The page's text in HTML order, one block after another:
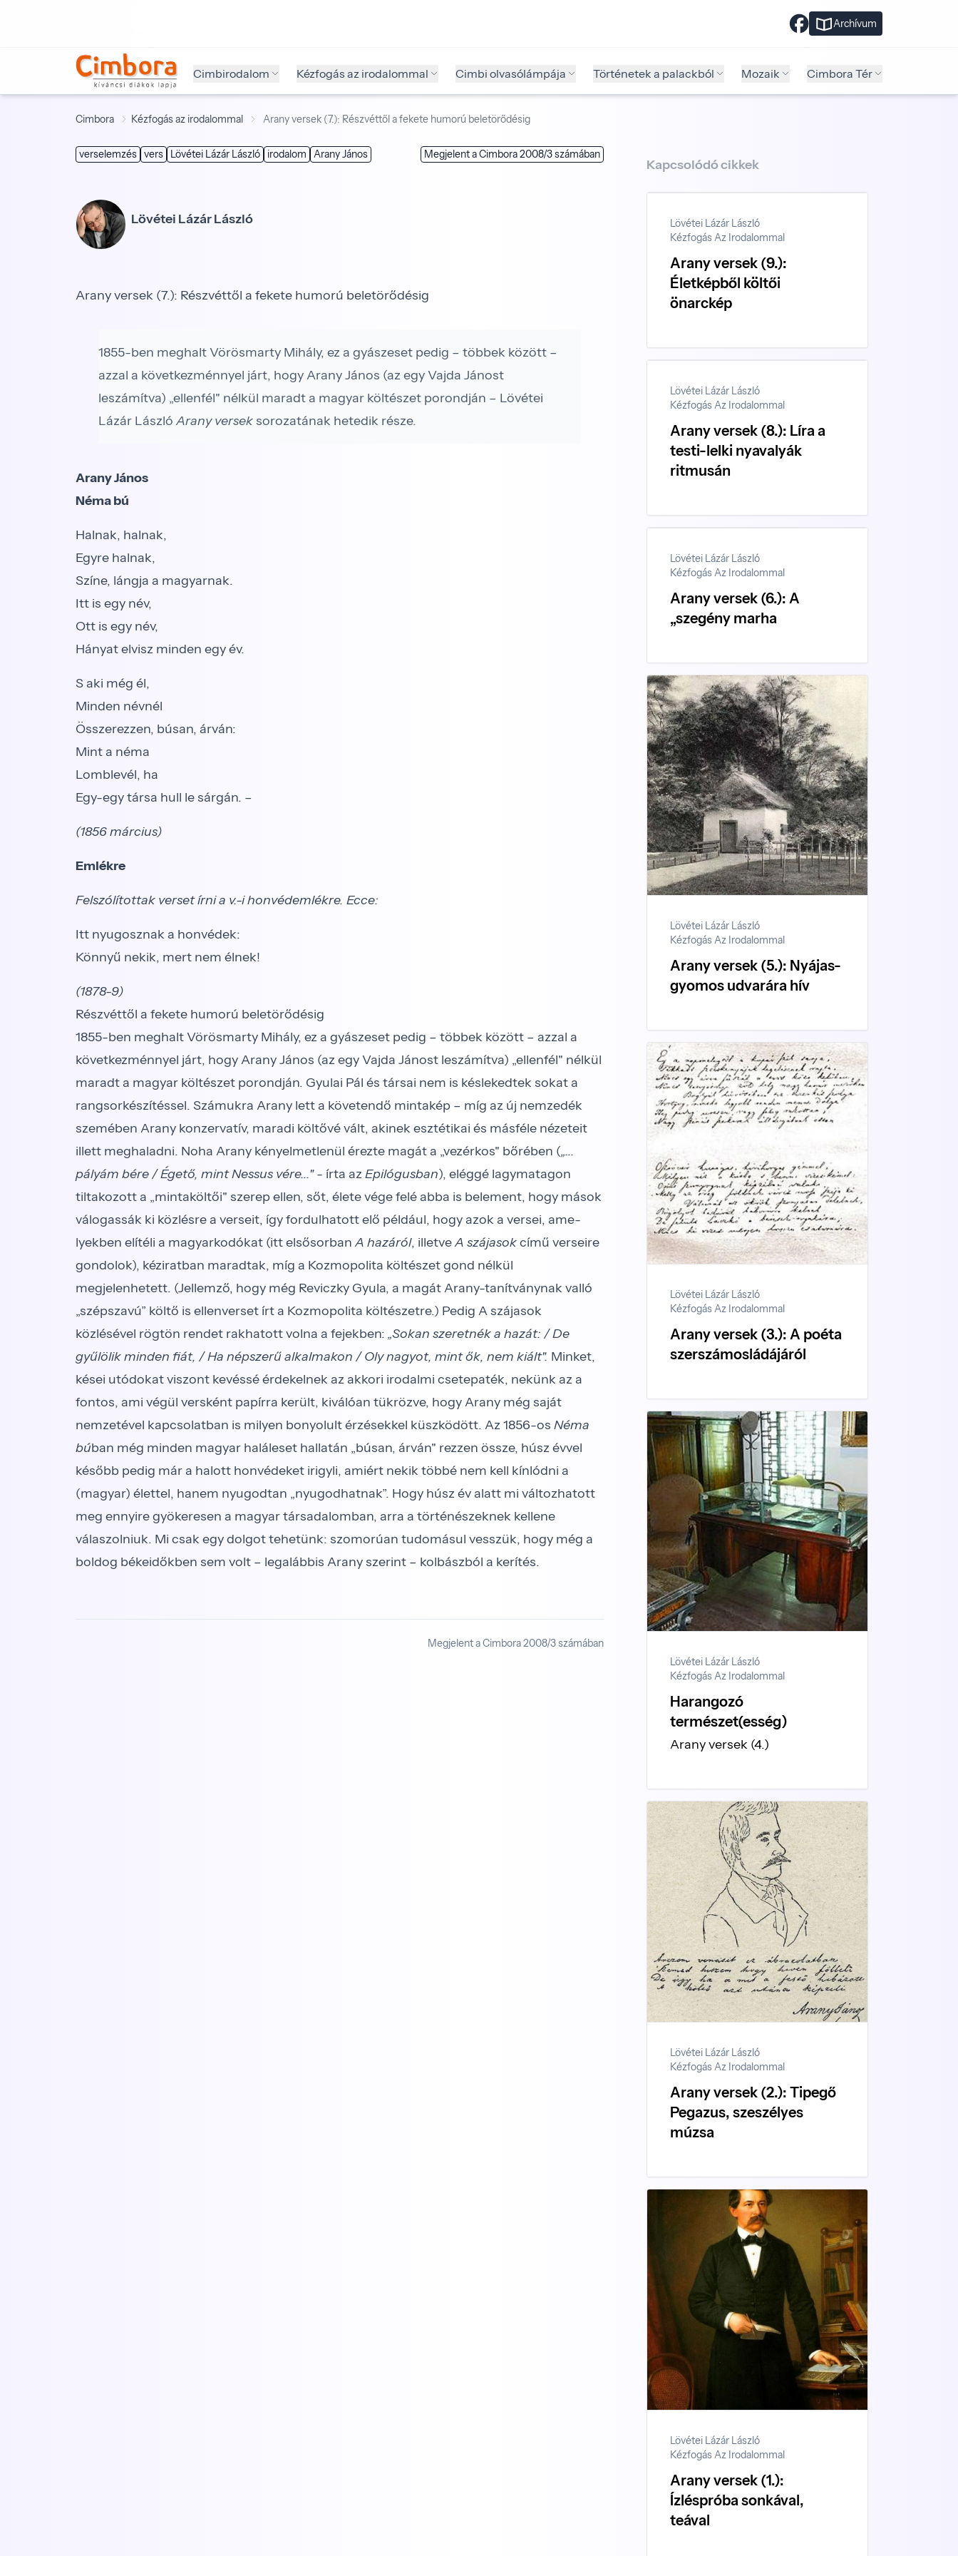
Archívum
Cimbirodalom Kézfogás az irodalommal Cimbi olvasólámpája Történetek a palackból Mozaik Cimbora Tér
Cimbora Kézfogás az irodalommal Arany versek (7.): Részvéttől a fekete humorú beletörődésig
verselemzés vers Lövétei Lázár László irodalom Arany János Megjelent a Cimbora 2008/3 számában
Lövétei Lázár László
Arany versek (7.): Részvéttől a fekete humorú beletörődésig
1855-ben meghalt Vörösmarty Mihály, ez a gyászeset pedig – többek között –
azzal a következménnyel járt, hogy Arany János (az egy Vajda Jánost
leszámítva) „ellenfél" nélkül maradt a magyar költészet porondján – Lövétei
Lázár László Arany verseksorozatának hetedik része.
Arany János
Néma bú
Halnak, halnak,
Egyre halnak,
Színe, lángja a magyarnak.
Itt is egy név,
Ott is egy név,
Hányat elvisz minden egy év.
S aki még él,
Minden névnél
Összerezzen, búsan, árván:
Mint a néma
Lomblevél, ha
Egy-egy társa hull le sárgán. –
(1856 március)
Emlékre
Felszólítottak verset írni a v.-i honvédemlékre. Ecce:
Itt nyugosznak a honvédek:
Könnyű nekik, mert nem élnek!
(1878-9)
Részvéttől a fekete humorú beletörődésig
1855-ben meghalt Vörösmarty Mihály, ez a gyászeset pedig – többek között – azzal a
következménnyel járt, hogy Arany János (az egy Vajda Jánost leszámítva) „ellenfél" nélkül
maradt a magyar költészet porondján. Gyulai Pál és társai nem is késlekedtek sokat a
rangsorkészítéssel. Számukra Arany lett a követendő mintakép – míg az új nemzedék
szemében Arany konzervatív, maradi költővé vált, akinek esztétikai és másféle nézeteit
illett meghaladni. Noha Arany kényelmetlenül érezte magát a „vezérkos" bőrében („...
pályám bére / Égető, mint Nessus vére..."- írta az Epilógusban), eléggé lagymatagon
tiltakozott a „mintaköltői" szerep ellen, sőt, élete vége felé abba is belement, hogy mások
válogassák ki közlésre a verseit, így fordulhatott elő például, hogy azok a versei, ame­
lyekben elítéli a magyarkodókat (itt elsősorbanA hazáról, illetveA szájasokcímű verseire
gondolok), kéziratban maradtak, míg a Kozmopolita költészet gond nélkül
megjelenhetett. (Jellemző, hogy még Reviczky Gyula, a magát Arany-tanítványnak valló
„szépszavú” költő is ellenverset írt a Kozmopolita költészetre.) Pedig A szájasok
közlésével rögtön rendet rakhatott volna a fejekben: „Sokan szeretnék a hazát: / De
gyűlölik minden fiát, / Ha népszerű alkalmakon / Oly nagyot, mint ők, nem kiált". Minket,
kései utódokat viszont kevéssé érdekelnek az akkori irodalmi csetepaték, nekünk az a
fontos, ami végül versként papírra került, kiválóan tükrözve, hogy Arany még saját
nemzetével kapcsolatban is milyen bonyolult érzésekkel küszködött. Az 1856-os Néma
búban még minden magyar haláleset hallatán „búsan, árván" rezzen össze, húsz évvel
később pedig már a halott honvédeket irigyli, amiért nekik többé nem kell kínlódni a
(magyar) élettel, hanem nyugodtan „nyugodhatnak”. Hogy húsz év alatt mi változhatott
meg ennyire gyökeresen a magyar társadalomban, arra a történészeknek kellene
válaszolniuk. Mi csak egy dolgot tehetünk: szomorúan tudomásul vesszük, hogy még a
boldog békeidőkben sem volt – legalábbis Arany szerint – kolbászból a kerítés.
Megjelent a Cimbora 2008/3 számában
Kapcsolódó cikkek
Lövétei Lázár László
Kézfogás Az Irodalommal
Arany versek (9.):
Életképből költői
önarckép
Lövétei Lázár László
Kézfogás Az Irodalommal
Arany versek (8.): Líra a
testi-lelki nyavalyák
ritmusán
Lövétei Lázár László
Kézfogás Az Irodalommal
Arany versek (6.): A
„szegény marha
Lövétei Lázár László
Kézfogás Az Irodalommal
Arany versek (5.): Nyájas-
gyomos udvarára hív
Lövétei Lázár László
Kézfogás Az Irodalommal
Arany versek (3.): A poéta
szerszámosládájáról
Lövétei Lázár László
Kézfogás Az Irodalommal
Harangozó
természet(esség)
Arany versek (4.)
Lövétei Lázár László
Kézfogás Az Irodalommal
Arany versek (2.): Tipegő
Pegazus, szeszélyes
múzsa
Lövétei Lázár László
Kézfogás Az Irodalommal
Arany versek (1.):
Ízléspróba sonkával,
teával